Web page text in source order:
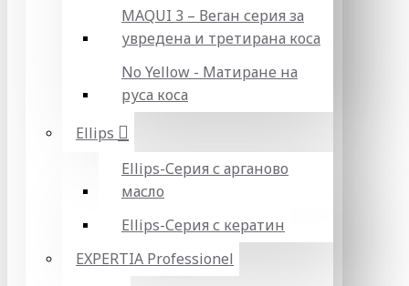
MAQUI 3 – Веган серия за
увредена и третирана коса
No Yellow - Матиране на
руса коса
Ellips
Ellips-Серия с арганово
масло
Ellips-Серия с кератин
EXPERTIA Professionel